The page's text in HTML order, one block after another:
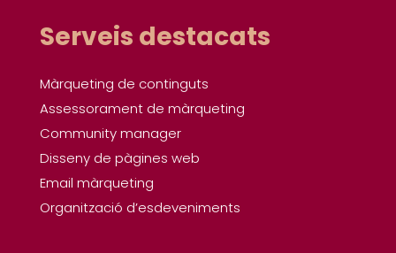
Serveis destacats
Màrqueting de continguts
Assessorament de màrqueting
Community manager
Disseny de pàgines web
Email màrqueting
Organització d’esdeveniments